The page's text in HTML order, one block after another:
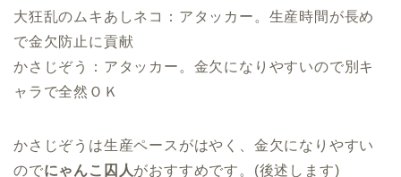
大狂乱のムキあしネコ：アタッカー。生産時間が長め
で金欠防止に貢献
かさじぞう：アタッカー。金欠になりやすいので別キ
ャラで全然ＯＫ
かさじぞうは生産ペースがはやく、金欠になりやすい
のでにゃんこ囚人がおすすめです。(後述します)